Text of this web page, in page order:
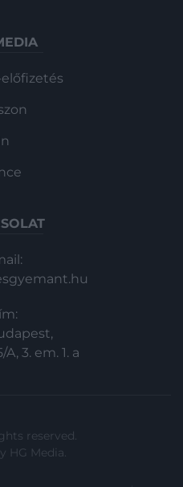
3. em. 1. a
reserved.
HG Media.